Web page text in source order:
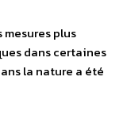
plus
dans certaines
la nature a été